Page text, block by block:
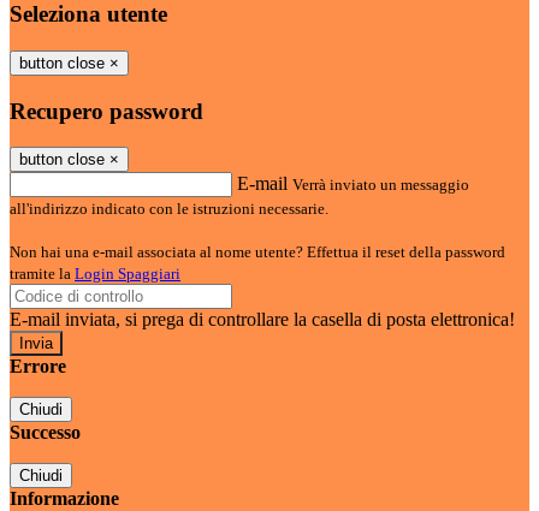
Seleziona utente
button close ×
Recupero password
button close ×
E-mail Verrà inviato un messaggio
all'indirizzo indicato con le istruzioni necessarie.
Non hai una e-mail associata al nome utente? Effettua il reset della password
tramite la Login Spaggiari
E-mail inviata, si prega di controllare la casella di posta elettronica!
Errore
Chiudi
Successo
Chiudi
Informazione